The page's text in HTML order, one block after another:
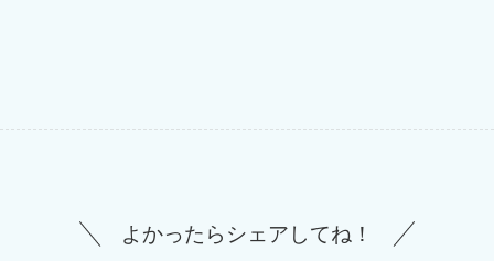
よかったらシェアしてね！